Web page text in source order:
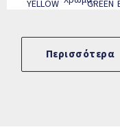
Περισσότερα